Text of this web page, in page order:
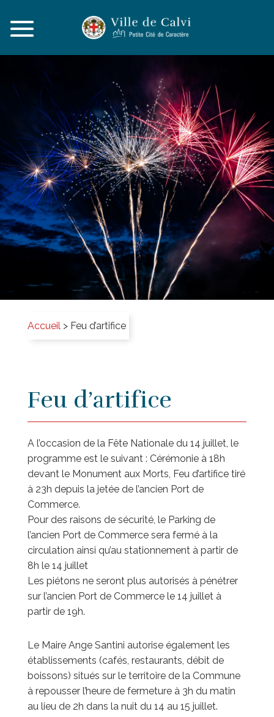
Accueil> Feu d’artifice
Feu d’artifice
A l’occasion de la Fête Nationale du 14 juillet, le
programme est le suivant : Cérémonie à 18h
devant le Monument aux Morts, Feu d’artifice tiré
à 23h depuis la jetée de l’ancien Port de
Commerce.
Pour des raisons de sécurité, le Parking de
l’ancien Port de Commerce sera fermé à la
circulation ainsi qu’au stationnement à partir de
8h le 14 juillet
Les piétons ne seront plus autorisés à pénétrer
sur l’ancien Port de Commerce le 14 juillet à
partir de 19h.
Le Maire Ange Santini autorise également les
établissements (cafés, restaurants, débit de
boissons) situés sur le territoire de la Commune
à repousser l’heure de fermeture à 3h du matin
au lieu de 2h dans la nuit du 14 au 15 juillet.